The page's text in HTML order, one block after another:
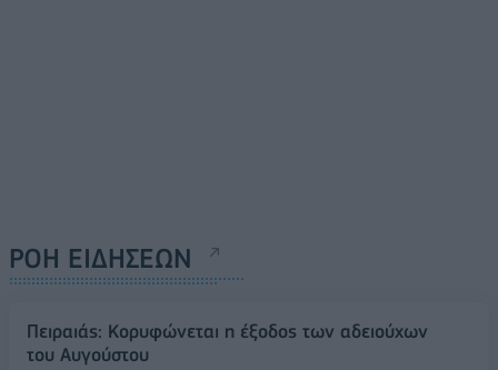
ΡΟΗ ΕΙΔΗΣΕΩΝ
Πειραιάς: Κορυφώνεται η έξοδος των αδειούχων
του Αυγούστου